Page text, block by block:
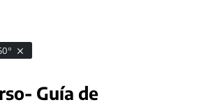
Guía de